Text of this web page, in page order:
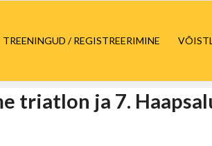
TREENINGUD / REGISTREERIMINE
triatlon ja 7.